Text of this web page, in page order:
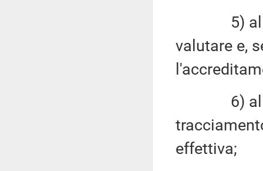
5) alla
valutare e,
6) alla
effettiva;